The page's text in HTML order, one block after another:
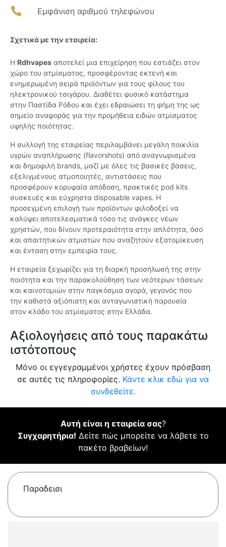
Εμφάνιση αριθμού τηλεφώνου
Σχετικά με την εταιρεία:
Η Rdhvapes αποτελεί μια επιχείρηση που εστιάζει στον
χώρο του ατμίσματος, προσφέροντας εκτενή και
ενημερωμένη σειρά προϊόντων για τους φίλους του
ηλεκτρονικού τσιγάρου. Διαθέτει φυσικό κατάστημα
στην Παστίδα Ρόδου και έχει εδραιώσει τη φήμη της ως
σημείο αναφοράς για την προμήθεια ειδών ατμίσματος
υψηλής ποιότητας.
Η συλλογή της εταιρείας περιλαμβάνει μεγάλη ποικιλία
υγρών αναπλήρωσης (flavorshots) από αναγνωρισμένα
και δημοφιλή brands, μαζί με όλες τις βασικές βάσεις,
εξελιγμένους ατμοποιητές, αντιστάσεις που
προσφέρουν κορυφαία απόδοση, πρακτικές pod kits
συσκευές και εύχρηστα disposable vapes. Η
προσεγμένη επιλογή των προϊόντων φιλοδοξεί να
καλύψει αποτελεσματικά τόσο τις ανάγκες νέων
χρηστών, που δίνουν προτεραιότητα στην απλότητα, όσο
και απαιτητικών ατμιστών που αναζητούν εξατομίκευση
και ένταση στην εμπειρία τους.
Η εταιρεία ξεχωρίζει για τη διαρκή προσήλωσή της στην
ποιότητα και την παρακολούθηση των νεότερων τάσεων
και καινοτομιών στην παγκόσμια αγορά, γεγονός που
την καθιστά αξιόπιστη και ανταγωνιστική παρουσία
στον κλάδο του ατμίσματος στην Ελλάδα.
Αξιολογήσεις από τους παρακάτω
ιστότοπους
Μόνο οι εγγεγραμμένοι χρήστες έχουν πρόσβαση
σε αυτές τις πληροφορίες. Κάντε κλικ εδώ για να
συνδεθείτε.
Αυτή είναι η εταιρεία σας?
Συγχαρητήρια! Δείτε πώς μπορείτε να λάβετε το
πακέτο βραβείων!
Παραδεισι